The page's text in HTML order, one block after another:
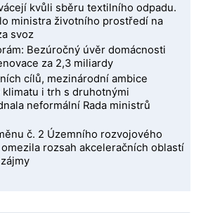
kvůli sběru textilního odpadu.
ministra životního prostředí na
svoz
Bezúročný úvěr domácnosti
za 2,3 miliardy
cílů, mezinárodní ambice
klimatu i trh s druhotnými
neformální Rada ministrů
č. 2 Územního rozvojového
rozsah akceleračních oblastí